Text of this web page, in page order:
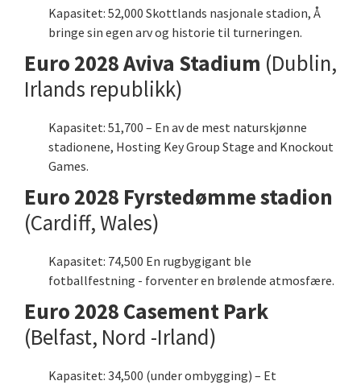
Kapasitet: 52,000 Skottlands nasjonale stadion, Å
bringe sin egen arv og historie til turneringen.
Euro 2028 Aviva Stadium (Dublin,
Irlands republikk)
Kapasitet: 51,700 – En av de mest naturskjønne
stadionene, Hosting Key Group Stage and Knockout
Games.
Euro 2028 Fyrstedømme stadion
(Cardiff, Wales)
Kapasitet: 74,500 En rugbygigant ble
fotballfestning - forventer en brølende atmosfære.
Euro 2028 Casement Park
(Belfast, Nord -Irland)
Kapasitet: 34,500 (under ombygging) – Et